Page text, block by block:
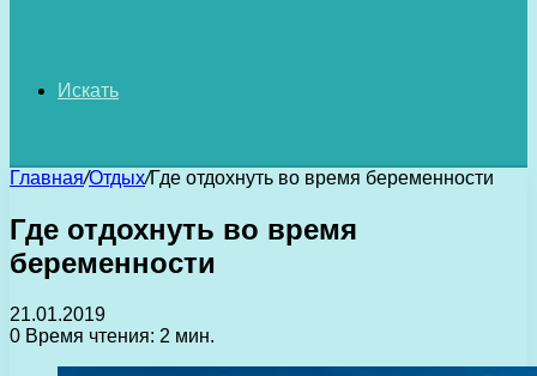
Искать
Главная/Отдых/Где отдохнуть во время беременности
Где отдохнуть во время
беременности
21.01.2019
0 Время чтения: 2 мин.